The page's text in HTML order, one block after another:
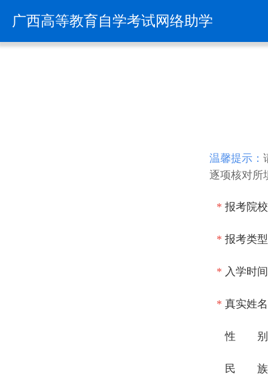
温馨提示：
逐项核对所
* 报考院
* 报考类
* 入学时
* 真实姓
性 别
民 族